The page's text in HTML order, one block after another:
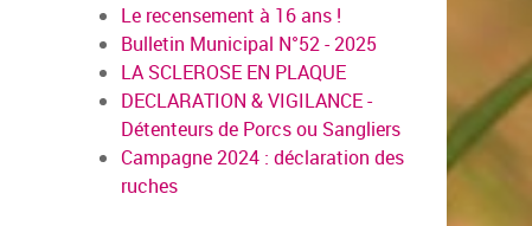
Le recensement à 16 ans !
Bulletin Municipal N°52 - 2025
LA SCLEROSE EN PLAQUE
DECLARATION & VIGILANCE -
Détenteurs de Porcs ou Sangliers
Campagne 2024 : déclaration des
ruches